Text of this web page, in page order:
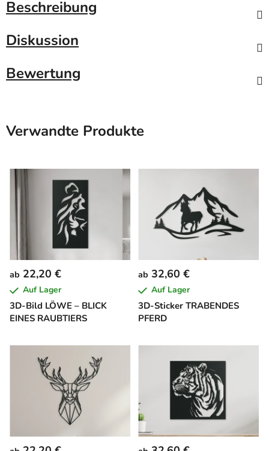
Beschreibung
Diskussion
Bewertung
Verwandte Produkte
3D-Bild LÖWE – BLICK
EINES RAUBTIERS
ab 22,20 €
Auf Lager
3D-Sticker TRABENDES
PFERD
ab 32,60 €
Auf Lager